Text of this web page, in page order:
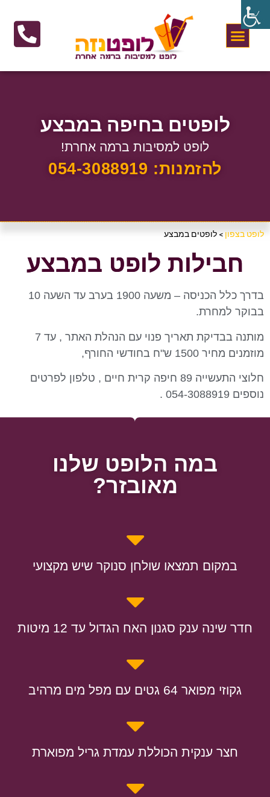
לופטים בחיפה במבצע
לופט למסיבות ברמה אחרת!
להזמנות: 054-3088919
לופט בצפון > לופטים במבצע
חבילות לופט במבצע
בדרך כלל הכניסה – משעה 1900 בערב עד השעה 10
בבוקר למחרת.
מותנה בבדיקת תאריך פנוי עם הנהלת האתר , עד 7
מוזמנים מחיר 1500 ש"ח בחודשי החורף,
חלוצי התעשייה 89 חיפה קרית חיים , טלפון לפרטים
נוספים 054-3088919 .
במה הלופט שלנו
מאובזר?
במקום תמצאו שולחן סנוקר שיש מקצועי
חדר שינה ענק סגנון האח הגדול עד 12 מיטות
גקוזי מפואר 64 גטים עם מפל מים מרהיב
חצר ענקית הכוללת עמדת גריל מפוארת